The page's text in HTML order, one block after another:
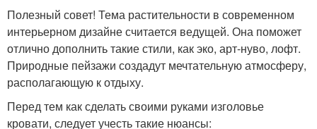
Полезный совет! Тема растительности в современном
интерьерном дизайне считается ведущей. Она поможет
отлично дополнить такие стили, как эко, арт-нуво, лофт.
Природные пейзажи создадут мечтательную атмосферу,
располагающую к отдыху.
Перед тем как сделать своими руками изголовье
кровати, следует учесть такие нюансы: